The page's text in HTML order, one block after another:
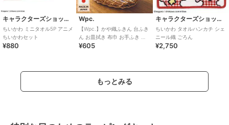
キャラクターズショップ ラフラフ
ちいかわ ミニタオル5P アニメ
ちいかわセット
¥880
Wpc.
【Wpc.】かや織ふきん 台ふき
ん お皿拭き 布巾 お手ふき 綿
100％ 北欧 レディース 日本製
¥605
キャラクターズショップ ラフラフ
ちいかわ タオルハンカチ シェ
ニール織 ごろん
¥2,750
もっとみる